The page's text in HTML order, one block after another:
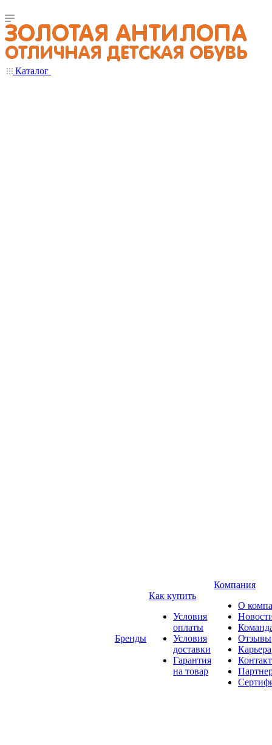
Каталог
Бренды
Как купить
Условия
оплаты
Условия
доставки
Гарантия
на товар
Компания
О
Отзывы
Карьера